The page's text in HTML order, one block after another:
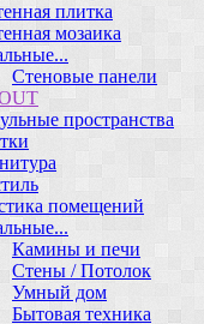
плитка
мозаика
Стеновые панели
пространства
помещений
Камины и печи
Стены / Потолок
Умный дом
Бытовая техника